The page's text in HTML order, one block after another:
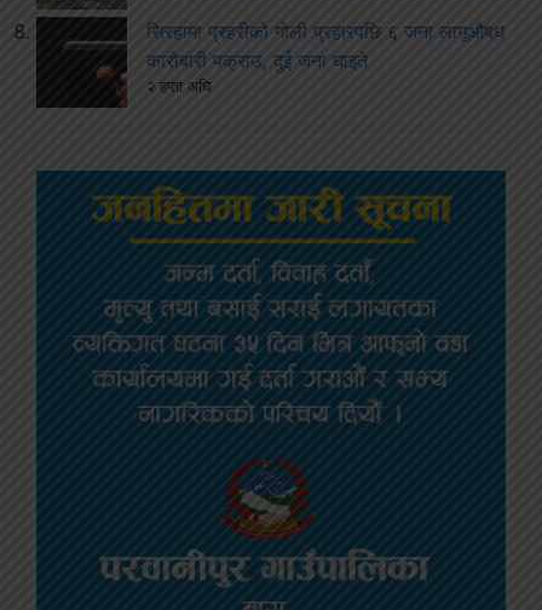
सिरहामा प्रहरीको गोली प्रहारपछि ६ जना लागूऔषध
कारोबारी पक्राउ, दुई जना घाइते
२ हप्ता अघि